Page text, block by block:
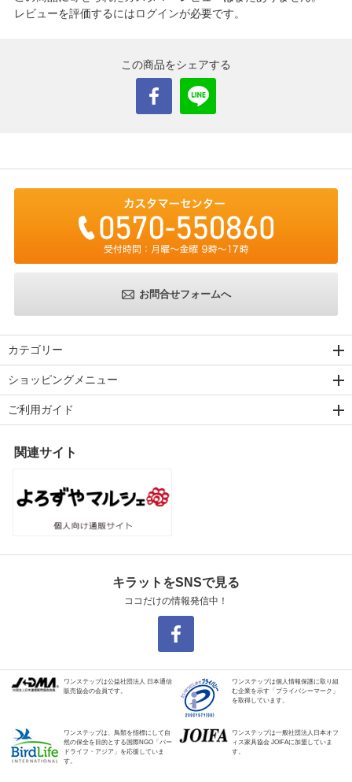
レビューを評価するにはログインが必要です。
この商品をシェアする
お問合せフォームへ
カテゴリー
ショッピングメニュー
ご利用ガイド
関連サイト
キラットをSNSで見る
ココだけの情報発信中！
ワンステップは公益社団法人 日本通信
販売協会の会員です。
ワンステップは個人情報保護に取り組
む企業を示す「プライバシーマーク」
を取得しています。
ワンステップは、鳥類を指標にして自
然の保全を目的とする国際NGO「バー
ドライフ・アジア」を応援していま
す。
ワンステップは一般社団法人日本オフ
ィス家具協会 JOIFAに加盟していま
す。